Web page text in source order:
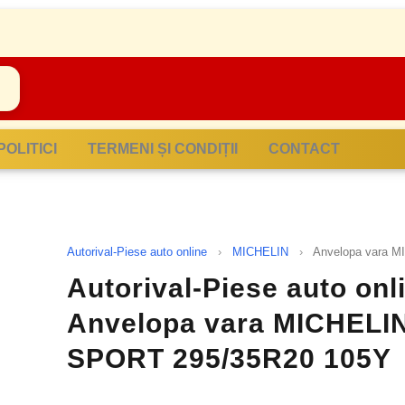
POLITICI TERMENI ȘI CONDIȚII CONTACT
Autorival-Piese auto online › MICHELIN › Anvelopa vara
Autorival-Piese auto
Anvelopa vara
SPORT 295/35R20 105Y